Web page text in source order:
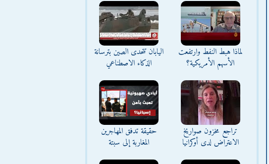
لماذا هبط النفط وارتفعت
الأسهم الأمريكية؟
اليابان تتحدى الصين بترسانة
الذكاء الاصطناعي
تراجع مخزون صواريخ
الاعتراض لدى أوكرانيا
حقيقة تدفق المهاجرين
المغاربة إلى سبتة